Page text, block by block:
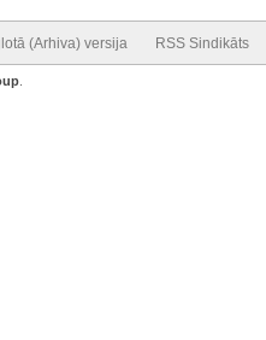
(Arhiva) versija RSS Sindikāts